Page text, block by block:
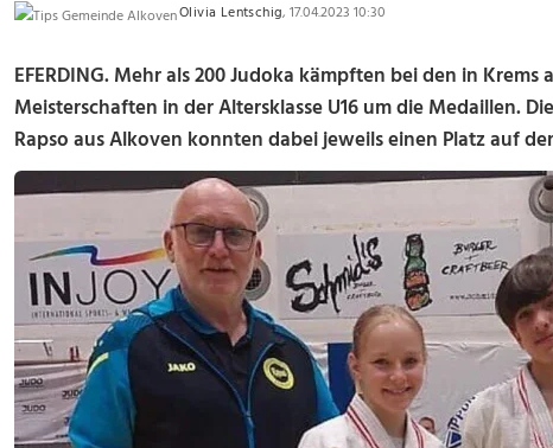
Olivia Lentschig, 17.04.2023 10:30
EFERDING. Mehr als 200 Judoka kämpften bei den in
Meisterschaften in der Altersklasse U16 um die Medaillen.
Rapso aus Alkoven konnten dabei jeweils einen Platz auf